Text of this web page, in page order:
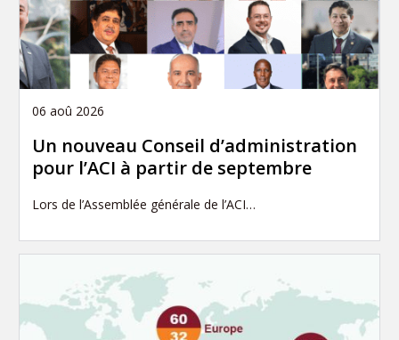
06 aoû 2026
Un nouveau Conseil d’administration
pour l’ACI à partir de septembre
Lors de l’Assemblée générale de l’ACI…